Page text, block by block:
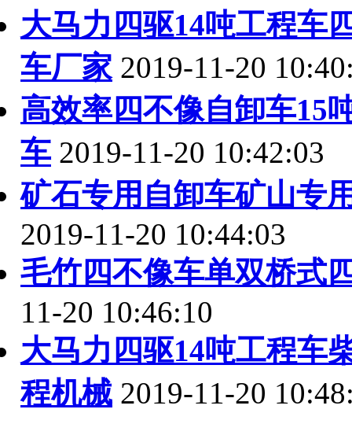
大马力四驱14吨工程车
车厂家 2019-11-20
高效率四不像自卸车15
车 2019-11-20 10:42:03
矿石专用自卸车矿山专
2019-11-20 10:44:03
毛竹四不像车单双桥式
11-20 10:46:10
大马力四驱14吨工程车
程机械 2019-11-20